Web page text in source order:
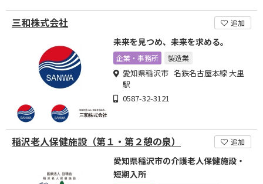
三和株式会社 追加
未来を見つめ、未来を求める。
企業・事務所 製造業
愛知県稲沢市 名鉄名古屋本線 大里
駅
0587-32-3121
稲沢老人保健施設（第１・第２憩の泉） 追加
愛知県稲沢市の介護老人保健施設・
短期入所